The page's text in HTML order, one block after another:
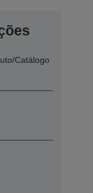
Catálogo